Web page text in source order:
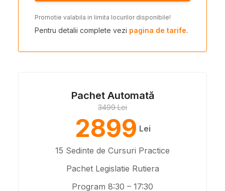
Promotie valabila in limita locurilor disponibile!
Pentru detalii complete vezi pagina de tarife.
Pachet Automată
3499 Lei
2899 Lei
15 Sedinte de Cursuri Practice
Pachet Legislatie Rutiera
Program 8:30 – 17:30